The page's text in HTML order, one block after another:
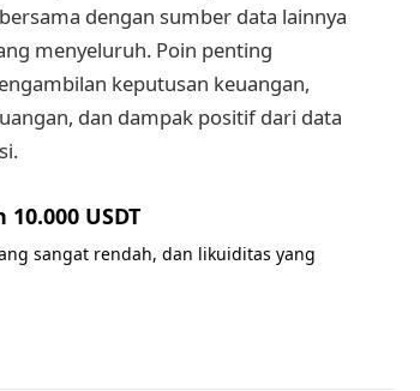
dengan sumber data lainnya
menyeluruh. Poin penting
keputusan keuangan,
dan dampak positif dari data
USDT
sangat rendah, dan likuiditas yang